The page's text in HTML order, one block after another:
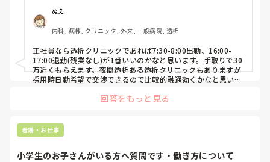
ぬえ
内科, 病棟, クリニック, 外来, 一般病院, 透析
正社員なら透析クリニックであれば7:30-8:00出勤、16:00-
17:00退勤(残業なし)が1番いいのかなと思います。手取りで30
万近くもらえます。夜間透析ある透析クリニックもありますが
採用時日勤希望で交渉できるので比較的融通効くかなと思いま
回答をもっと見る
看護・お仕事
小学生のお子さんがいる方へ質問です・働き方について